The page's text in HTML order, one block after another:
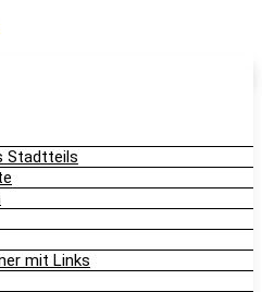
Stadtteils
mit Links